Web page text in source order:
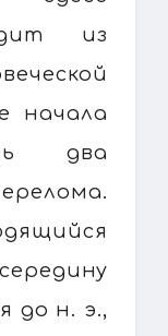
из
начала
два
до н. э.,